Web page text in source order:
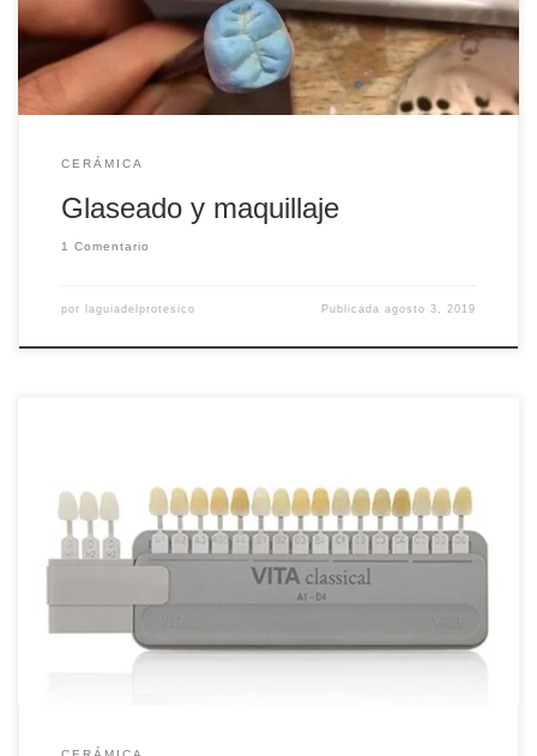
cerámica y dar el brillo definitivo. Antes de dar […]
CERÁMICA
Glaseado y maquillaje
1 Comentario
por laguiadelprotesico Publicadaagosto 3, 2019
(aparece en dientes anteriores por falta de calcio) Número
17: sirve para crear profundidad. Permite hacer bordes
incisales más transparentes. Número 12: (Rosa) sirve para
hacer grietas. Número 13, 14, 15, 16: los más oscuros
sirven para los surcos principales. Número 2-10 y 18-20: